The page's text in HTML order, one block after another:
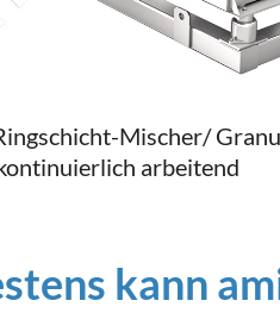
Mischer/
arbeitend
kann